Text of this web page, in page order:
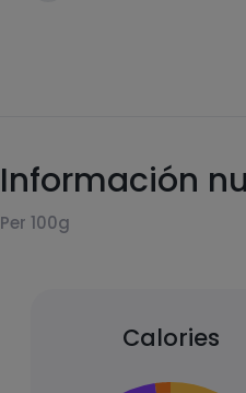
Información
Per 100g
Calories